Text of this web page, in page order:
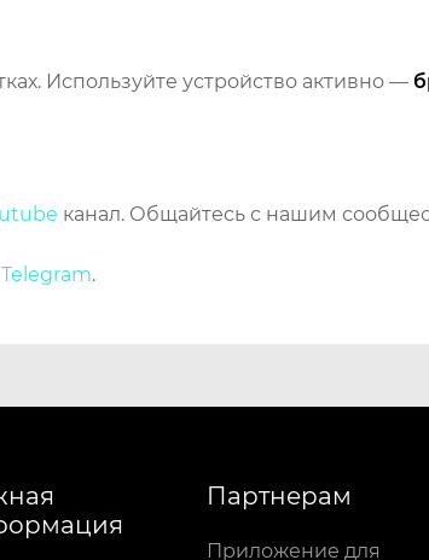
Используйте устройство активно —
канал. Общайтесь с нашим
Telegram.
Партнерам
Приложение для